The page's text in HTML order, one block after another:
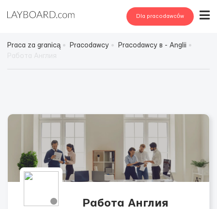
Dla pracodawców
Praca za granicą Pracodawcy
Pracodawcy в - Anglii
Работа Англия